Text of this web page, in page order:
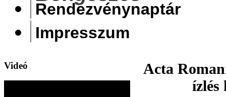
Rendezvénynaptár
Impresszum
Videó
Acta
ízlés